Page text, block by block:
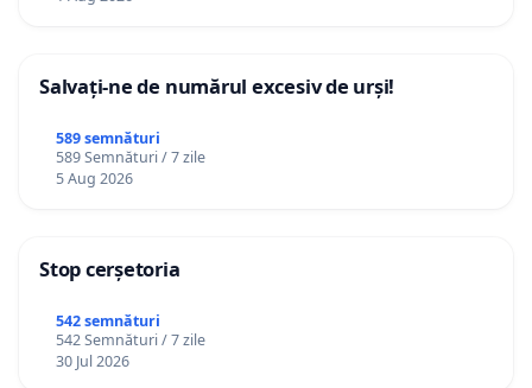
Salvați-ne de numărul excesiv de urși!
589 semnături
589 Semnături / 7 zile
5 Aug 2026
Stop cerșetoria
542 semnături
542 Semnături / 7 zile
30 Jul 2026